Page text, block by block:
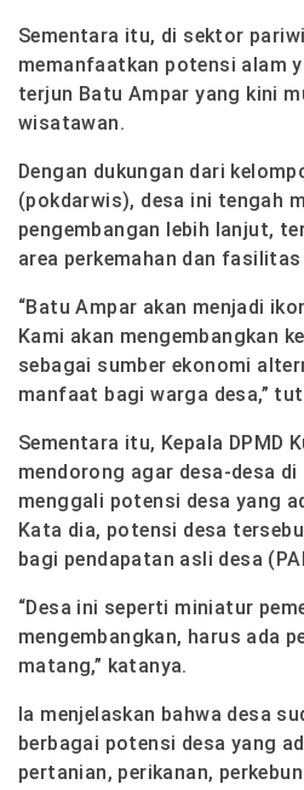
Sementara itu, di sektor
memanfaatkan potensi alam
terjun Batu Ampar yang kini
wisatawan.
Dengan dukungan dari
(pokdarwis), desa ini tengah
pengembangan lebih lanjut,
area perkemahan dan
“Batu Ampar akan menjadi
Kami akan mengembangkan
sebagai sumber ekonomi
manfaat bagi warga desa,”
Sementara itu, Kepala DPMD
mendorong agar desa-desa
menggali potensi desa yang
Kata dia, potensi desa
bagi pendapatan asli desa
“Desa ini seperti miniatur
mengembangkan, harus ada
matang,” katanya.
Ia menjelaskan bahwa desa
berbagai potensi desa yang
pertanian, perikanan,